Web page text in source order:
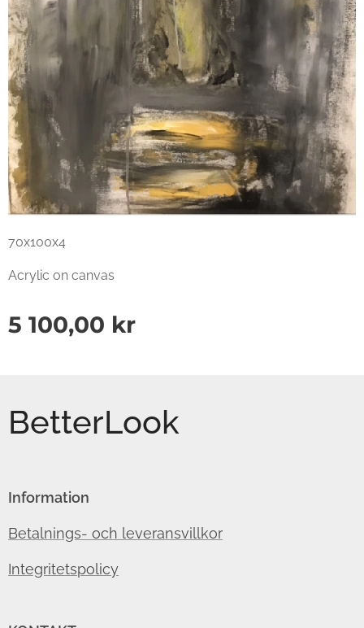
70x100x4
Acrylic on canvas
5 100,00 kr
BetterLook
Information
Betalnings- och leveransvillkor
Integritetspolicy